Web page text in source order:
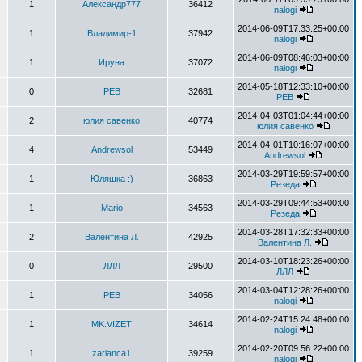
1 Александр777 36412
nalogi
1 Владимир-1 37942
2014-06-09T17:33:25+00:00
nalogi
1 Ируна 37072
2014-06-09T08:46:03+00:00
nalogi
0 РЕВ 32681
2014-05-18T12:33:10+00:00
РЕВ
2 юлия савенко 40774
2014-04-03T01:04:44+00:00
юлия савенко
4 Andrewsol 53449
2014-04-01T10:16:07+00:00
Andrewsol
1 Юляшка :) 36863
2014-03-29T19:59:57+00:00
Резеда
1 Mario 34563
2014-03-29T09:44:53+00:00
Резеда
2 Валентина Л. 42925
2014-03-28T17:32:33+00:00
Валентина Л.
0 ЛЛЛ 29500
2014-03-10T18:23:26+00:00
ЛЛЛ
1 РЕВ 34056
2014-03-04T12:28:26+00:00
nalogi
1 MK.VIZET 34614
2014-02-24T15:24:48+00:00
nalogi
1 zarianca1 39259
2014-02-20T09:56:22+00:00
nalogi